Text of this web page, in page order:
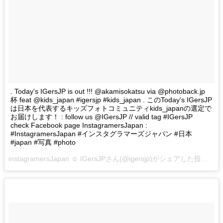
. Today's IGersJP is out !!! @akamisokatsu via @photoback.jp
杯 feat @kids_japan #igersjp #kids_japan . このToday's IGersJP
は日本を代表するキッズフォトコミュニティkids_japanの選定で
お届けします！ : follow us @IGersJP // valid tag #IGersJP
check Facebook page InstagramersJapan :
#InstagramersJapan #インスタグラマーズジャパン #日本
#japan #写真 #photo